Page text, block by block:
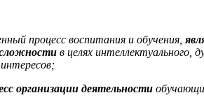
процесс воспитания и обучения,
в целях интеллектуального,
организации деятельности